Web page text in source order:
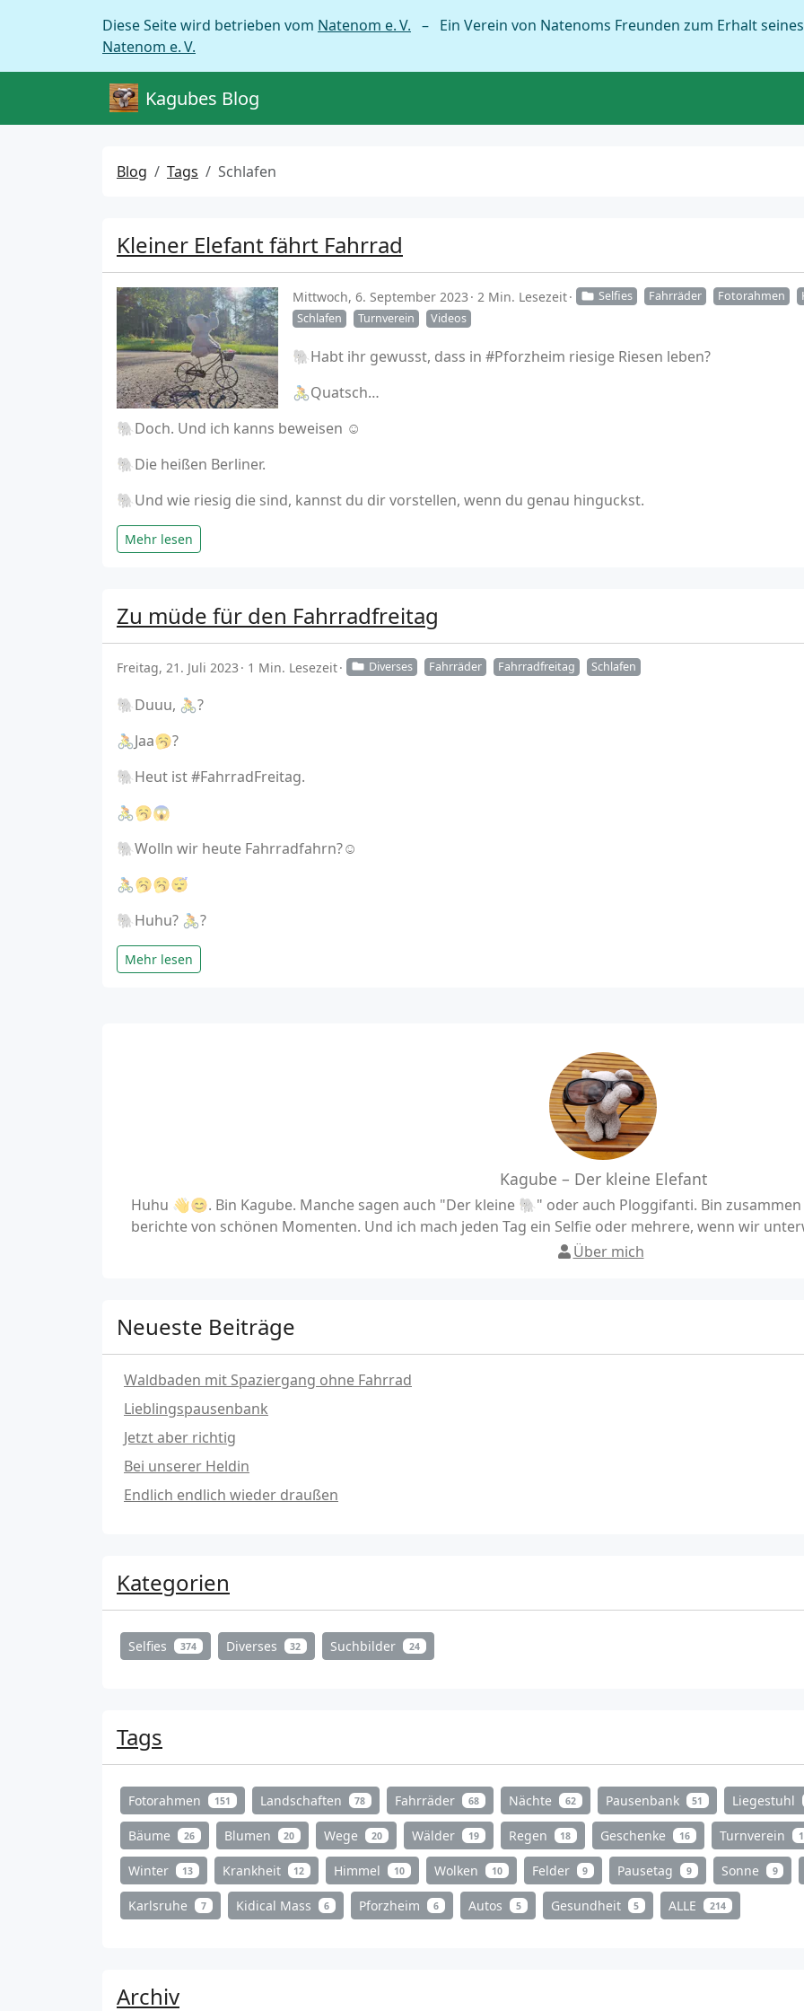
Diese Seite wird betrieben vom Natenom e. V. – Ein Verein von Natenoms Freunden zum Erhalt
Natenom e. V.
Kagubes Blog
Blog Tags Schlafen
Kleiner Elefant fährt Fahrrad
Mittwoch, 6. September 2023 2 Min. Lesezeit Selfies Fahrräder Fotorahmen
Schlafen
Turnverein Videos
🐘Habt ihr gewusst, dass in #Pforzheim riesige Riesen leben?
🚴Quatsch…
🐘Doch. Und ich kanns beweisen ☺️
🐘Die heißen Berliner.
🐘Und wie riesig die sind, kannst du dir vorstellen, wenn du genau hinguckst.
Mehr lesen
Zu müde für den Fahrradfreitag
Freitag, 21. Juli 2023 1 Min. Lesezeit Diverses Fahrräder Fahrradfreitag Schlafen
🐘Duuu, 🚴?
🚴Jaa🥱?
🐘Heut ist #FahrradFreitag.
🚴🥱😱
🐘Wolln wir heute Fahrradfahrn?☺️
🚴🥱🥱😴
🐘Huhu? 🚴?
Mehr lesen
Kagube – Der kleine Elefant
Huhu 👋😊. Bin Kagube. Manche sagen auch "Der kleine 🐘" oder auch Ploggifanti. Bin
berichte von schönen Momenten. Und ich mach jeden Tag ein Selfie oder mehrere, wenn wir
Über mich
Neueste Beiträge
Waldbaden mit Spaziergang ohne Fahrrad
Lieblingspausenbank
Jetzt aber richtig
Bei unserer Heldin
Endlich endlich wieder draußen
Kategorien
Selfies 374 Diverses 32 Suchbilder 24
Tags
Fotorahmen 151 Landschaften 78 Fahrräder 68 Nächte 62 Pausenbank 51 Liegestuhl
Bäume 26 Blumen 20 Wege 20 Wälder 19 Regen 18 Geschenke 16 Turnverein
Winter 13 Krankheit 12 Himmel 10 Wolken 10 Felder 9 Pausetag 9 Sonne 9
Karlsruhe 7 Kidical Mass 6 Pforzheim 6 Autos 5 Gesundheit 5 ALLE 214
Archiv